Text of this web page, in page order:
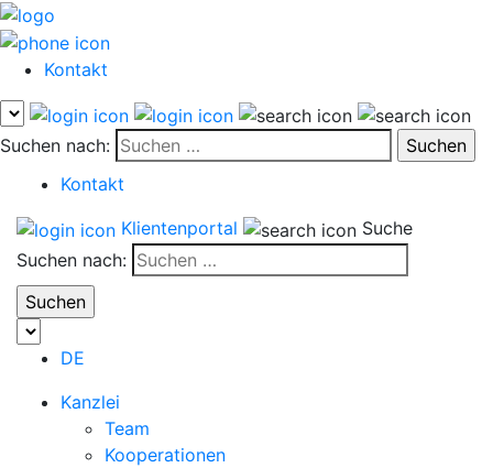
Kontakt
Suchen nach:
Kontakt
Klientenportal
Suche
Suchen nach:
DE
Kanzlei
Team
Kooperationen